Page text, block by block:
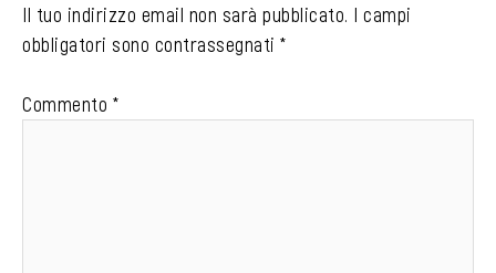
Il tuo indirizzo email non sarà pubblicato. I campi
obbligatori sono contrassegnati *
Commento *